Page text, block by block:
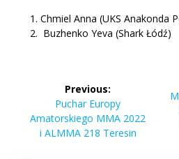
1. Chmiel Anna (UKS Anakonda
2. Buzhenko Yeva (Shark Łódź)
wpisuPrevious:
Previous
post:
Puchar Europy
Amatorskiego MMA 2022
i ALMMA 218 Teresin